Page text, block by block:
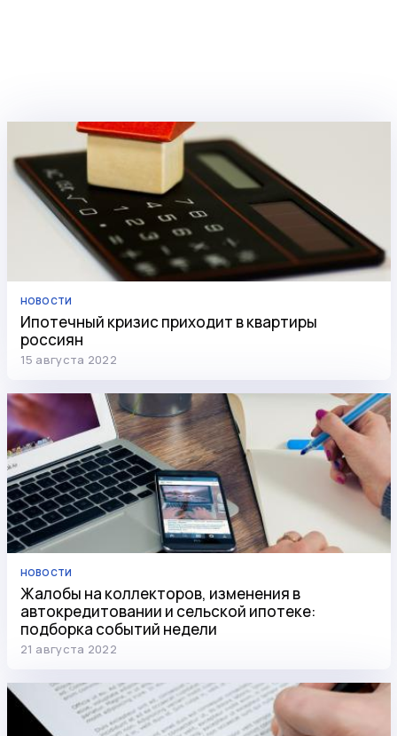
НОВОСТИ
Ипотечный кризис приходит в квартиры
россиян
15 августа 2022
НОВОСТИ
Жалобы на коллекторов, изменения в
автокредитовании и сельской ипотеке:
подборка событий недели
21 августа 2022